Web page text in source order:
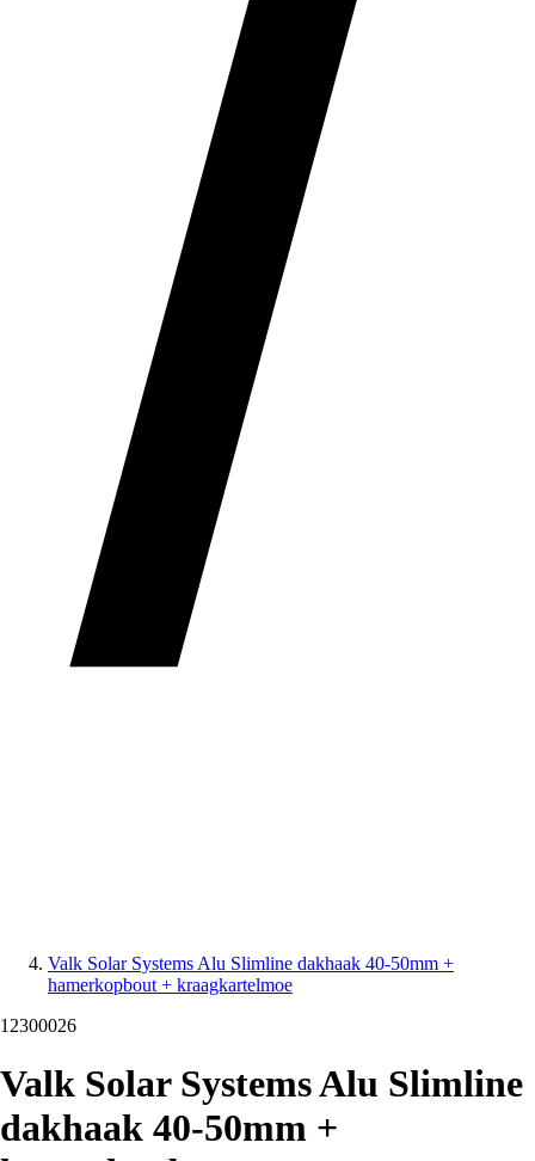
Valk Solar Systems Alu Slimline dakhaak 40-50mm +
hamerkopbout + kraagkartelmoe
12300026
Valk Solar Systems Alu Slimline
dakhaak 40-50mm +